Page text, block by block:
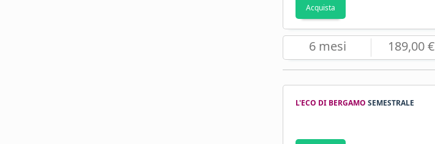
Acquista
6 mesi 189,00 €
L'ECO DI BERGAMO SEMESTRALE